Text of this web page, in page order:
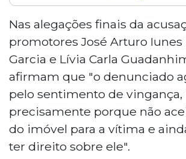
O Ministério Público de Mato
Sul pediu que o ex-prefeito de
Grande Alcides Bernal seja
aposentado Roberto Mazzini.
promotoria, Bernal atirou na
não aceitar a perda de um
arrematado pela Caixa
Federal. O réu alega legítima
laudos e testemunhos
versão.
Nas alegações finais da
promotores José Arturo Iunes
Garcia e Lívia Carla
afirmam que "o denunciado
pelo sentimento de vingança,
precisamente porque não
do imóvel para a vítima e
ter direito sobre ele".